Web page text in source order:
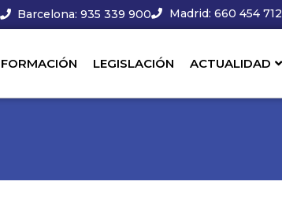
Barcelona: 935 339 900 Madrid: 660 454 712
FORMACIÓN LEGISLACIÓN ACTUALIDAD